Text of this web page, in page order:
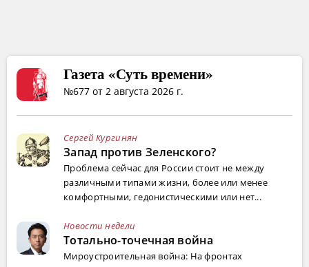
Газета «Суть времени»
№677 от 2 августа 2026 г.
Сергей Кургинян
Запад против Зеленского?
Проблема сейчас для России стоит не между
различными типами жизни, более или менее
комфортными, гедонистическими или нет...
Новости недели
Тотально-точечная война
Мироустроительная война: На фронтах